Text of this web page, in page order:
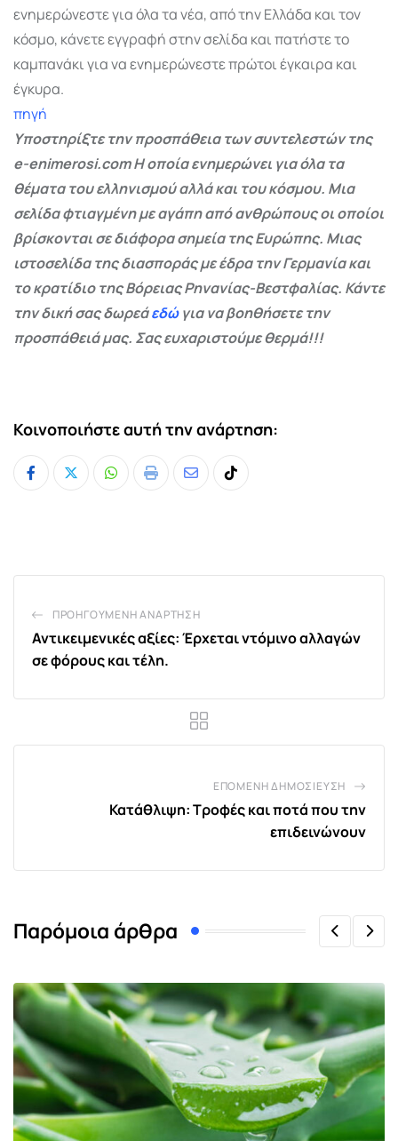
ενημερώνεστε για όλα τα νέα, από την Ελλάδα και τον
κόσμο, κάνετε εγγραφή στην σελίδα και πατήστε το
καμπανάκι για να ενημερώνεστε πρώτοι έγκαιρα και
έγκυρα.
πηγή
Υποστηρίξτε την προσπάθεια των συντελεστών της
e-enimerosi.com Η οποία ενημερώνει για όλα τα
θέματα του ελληνισμού αλλά και του κόσμου. Μια
σελίδα φτιαγμένη με αγάπη από ανθρώπους οι οποίοι
βρίσκονται σε διάφορα σημεία της Ευρώπης. Μιας
ιστοσελίδα της διασποράς με έδρα την Γερμανία και
το κρατίδιο της Βόρειας Ρηνανίας-Βεστφαλίας. Κάντε
την δική σας δωρεάεδώγια να βοηθήσετε την
προσπάθειά μας. Σας ευχαριστούμε θερμά!!!
Κοινοποιήστε αυτή την ανάρτηση:
Whatsapp
Print
ShareTiktok
ΠΡΟΗΓΟΎΜΕΝΗ ΑΝΆΡΤΗΣΗ
Αντικειμενικές αξίες: Έρχεται ντόμινο αλλαγών
σε φόρους και τέλη.
ΕΠΌΜΕΝΗ ΔΗΜΟΣΊΕΥΣΗ
Κατάθλιψη: Τροφές και ποτά που την
επιδεινώνουν
Παρόμοια άρθρα